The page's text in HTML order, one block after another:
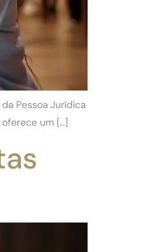
Pessoa Jurídica
oferece um […]